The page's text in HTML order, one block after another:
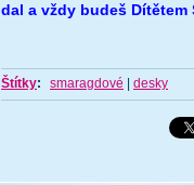
dal a vždy budeš Dítětem
Štítky: smaragdové desky